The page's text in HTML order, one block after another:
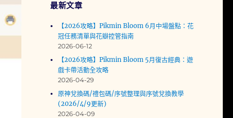
最新文章
【2026攻略】Pikmin Bloom 6月中場盤點：花
冠任務清單與花瓣控管指南
2026-06-12
【2026攻略】Pikmin Bloom 5月復古經典：遊
戲卡帶活動全攻略
2026-04-29
原神兌換碼/禮包碼/序號整理與序號兌換教學
(2026/4/9更新)
2026-04-09